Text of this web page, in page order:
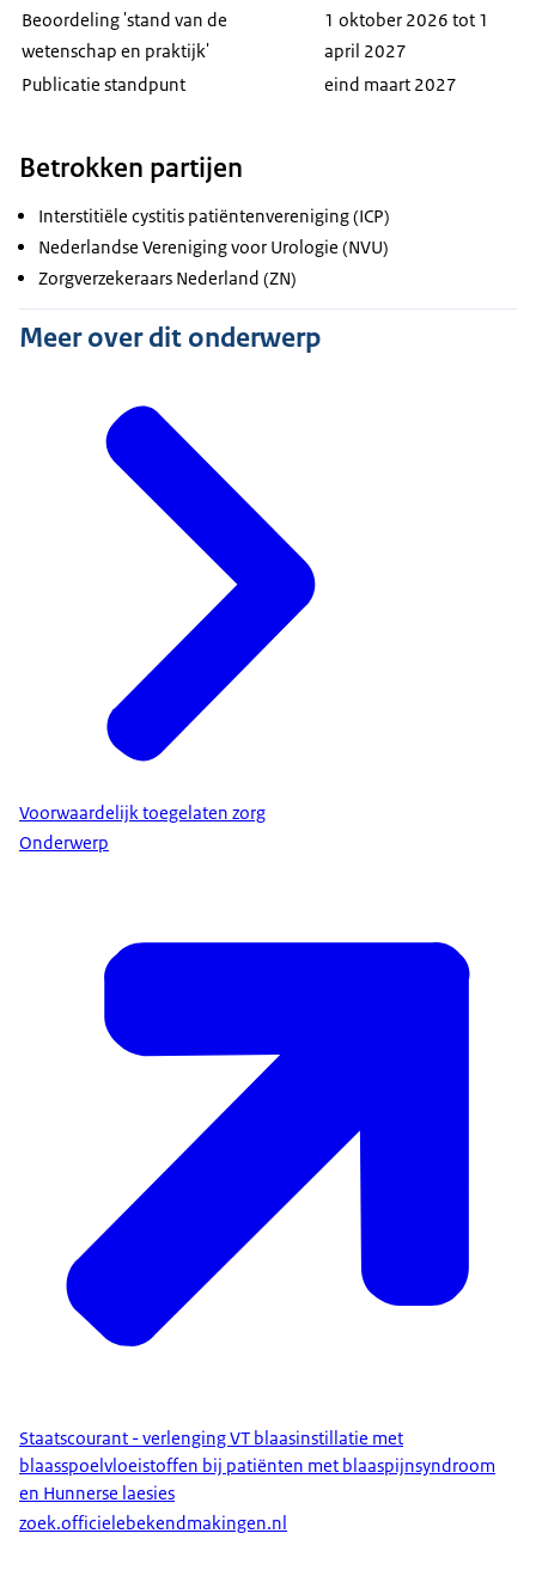
Beoordeling 'stand van de
wetenschap en praktijk'
1 oktober 2026 tot 1
april 2027
Publicatie standpunt
eind maart 2027
Betrokken partijen
Interstitiële cystitis patiëntenvereniging (ICP)
Nederlandse Vereniging voor Urologie (NVU)
Zorgverzekeraars Nederland (ZN)
Meer over dit onderwerp
Voorwaardelijk toegelaten zorg
Onderwerp
Staatscourant - verlenging VT blaasinstillatie met
blaasspoelvloeistoffen bij patiënten met blaaspijnsyndroom
en Hunnerse laesies
zoek.officielebekendmakingen.nl